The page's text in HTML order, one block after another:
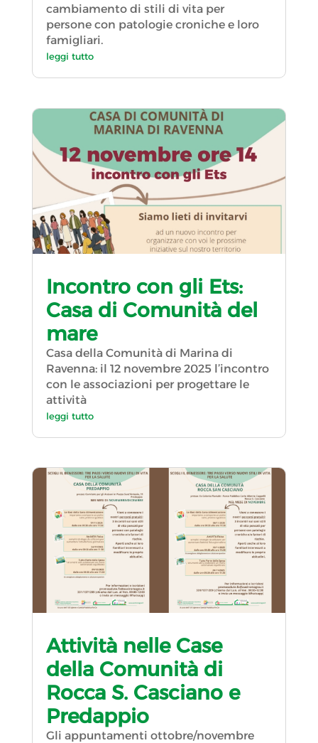
cambiamento di stili di vita per
persone con patologie croniche e loro
famigliari.
leggi tutto
Incontro con gli Ets:
Casa di Comunità del
mare
Casa della Comunità di Marina di
Ravenna: il 12 novembre 2025 l’incontro
con le associazioni per progettare le
attività
leggi tutto
Attività nelle Case
della Comunità di
Rocca S. Casciano e
Predappio
Gli appuntamenti ottobre/novembre